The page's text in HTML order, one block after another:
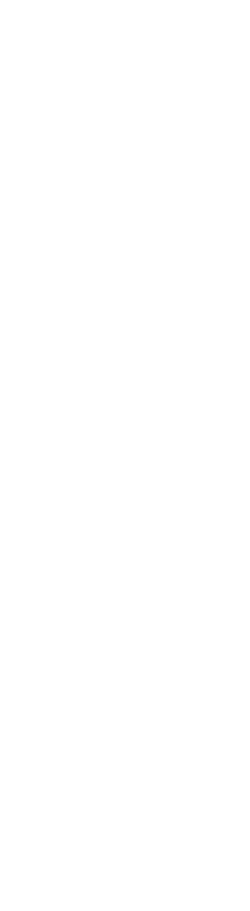
banán a legegészségesebb?